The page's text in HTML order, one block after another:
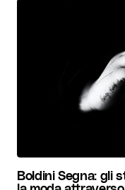
Boldini Segna: gli